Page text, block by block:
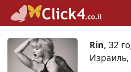
Rin, 32
Израиль,